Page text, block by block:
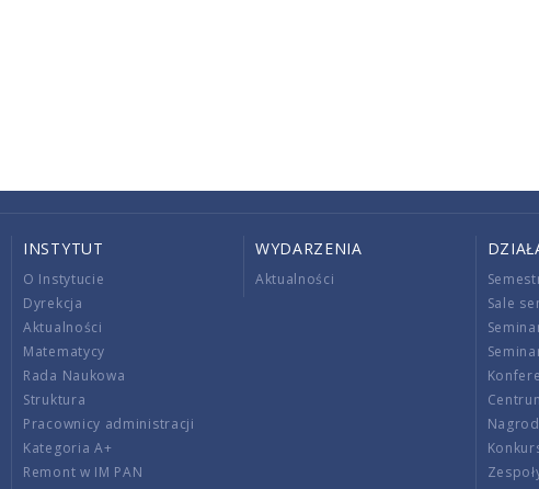
INSTYTUT
O Instytucie
Dyrekcja
Aktualności
Matematycy
Rada Naukowa
Struktura
Pracownicy administracji
Kategoria A+
Remont w IM PAN
WYDARZENIA
Aktualności
Sale